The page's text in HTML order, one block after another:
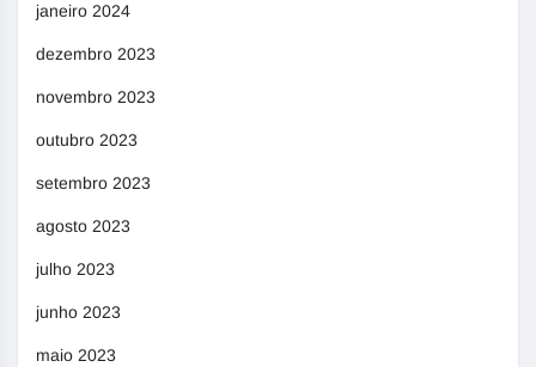
janeiro 2024
dezembro 2023
novembro 2023
outubro 2023
setembro 2023
agosto 2023
julho 2023
junho 2023
maio 2023